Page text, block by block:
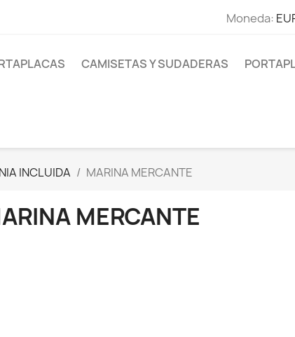
Moneda:
CAMISETAS Y SUDADERAS
INCLUIDA MARINA MERCANTE
MERCANTE